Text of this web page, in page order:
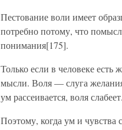
Пестование воли имеет
потребно потому, что
понимания[175].
Только если в человеке есть
мысли. Воля — слуга
ум рассеивается, воля
Поэтому, когда ум и чувства